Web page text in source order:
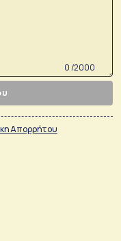
0 /2000
Απορρήτου